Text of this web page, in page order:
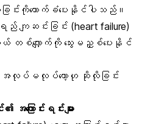
င်းကိုထောက်ခံပေးနိုင်ပါသည်။
ကျဆင်းခြင်း (heart failure)
တစ်လျှောက်ကို သွေးမညှစ်ပေးနိုင်
အလုပ်မလုပ်တော့ဟု ဆိုလိုခြင်း
ကြောင်းရင်းများ